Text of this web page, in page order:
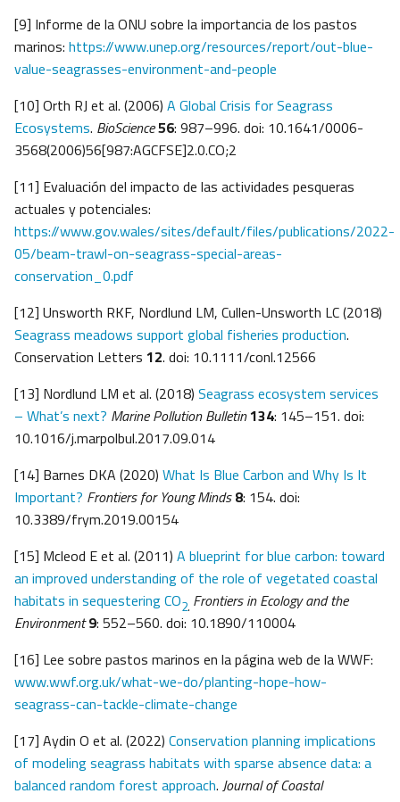
[9] Informe de la ONU sobre la importancia de los pastos
marinos: https://www.unep.org/resources/report/out-blue-
value-seagrasses-environment-and-people
[10] Orth RJ et al. (2006) A Global Crisis for Seagrass
Ecosystems. BioScience56: 987–996. doi: 10.1641/0006-
3568(2006)56[987:AGCFSE]2.0.CO;2
[11] Evaluación del impacto de las actividades pesqueras
actuales y potenciales:
https://www.gov.wales/sites/default/files/publications/2022-
05/beam-trawl-on-seagrass-special-areas-
conservation_0.pdf
[12] Unsworth RKF, Nordlund LM, Cullen-Unsworth LC (2018)
Seagrass meadows support global fisheries production.
Conservation Letters 12. doi: 10.1111/conl.12566
[13] Nordlund LM et al. (2018) Seagrass ecosystem services
– What’s next? Marine Pollution Bulletin134: 145–151. doi:
10.1016/j.marpolbul.2017.09.014
[14] Barnes DKA (2020) What Is Blue Carbon and Why Is It
Important? Frontiers for Young Minds 8: 154. doi:
10.3389/frym.2019.00154
[15] Mcleod E et al. (2011) A blueprint for blue carbon: toward
an improved understanding of the role of vegetated coastal
habitats in sequestering CO2. Frontiers in Ecology and the
Environment9: 552–560. doi: 10.1890/110004
[16] Lee sobre pastos marinos en la página web de la WWF:
www.wwf.org.uk/what-we-do/planting-hope-how-
seagrass-can-tackle-climate-change
[17] Aydin O et al. (2022) Conservation planning implications
of modeling seagrass habitats with sparse absence data: a
balanced random forest approach. Journal of Coastal